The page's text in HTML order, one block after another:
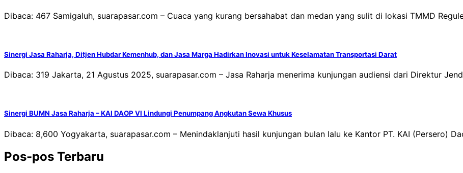
Dibaca: 467 Samigaluh, suarapasar.com – Cuaca yang kurang bersahabat dan medan yang sulit di lokasi TMMD
Sinergi Jasa Raharja, Ditjen Hubdar Kemenhub, dan Jasa Marga Hadirkan Inovasi untuk Keselamatan Transportasi Darat
Dibaca: 319 Jakarta, 21 Agustus 2025, suarapasar.com – Jasa Raharja menerima kunjungan audiensi dari Direktur
Sinergi BUMN Jasa Raharja – KAI DAOP VI Lindungi Penumpang Angkutan Sewa Khusus
Dibaca: 8,600 Yogyakarta, suarapasar.com – Menindaklanjuti hasil kunjungan bulan lalu ke Kantor PT. KAI (Persero)
Pos-pos Terbaru